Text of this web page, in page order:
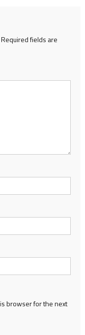
Required fields are
browser for the next